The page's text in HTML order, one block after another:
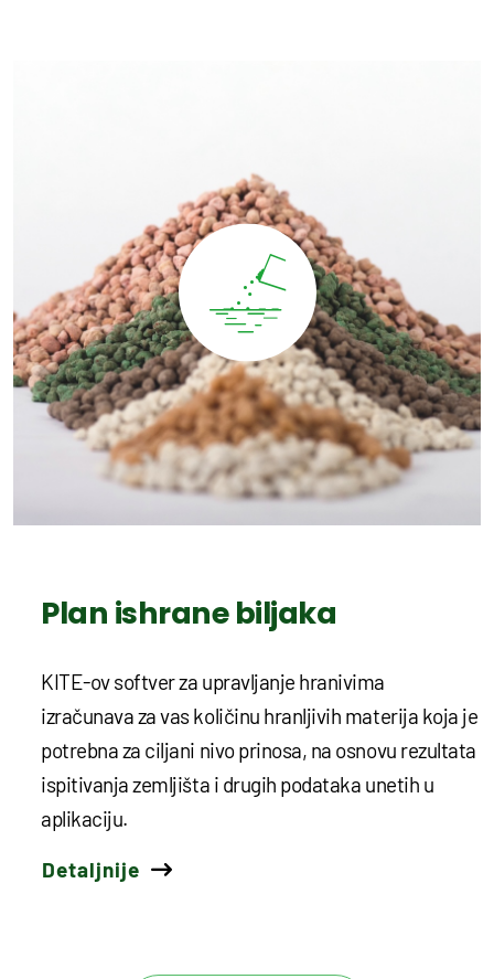
Plan ishrane biljaka
KITE-ov softver za upravljanje hranivima
izračunava za vas količinu hranljivih materija koja je
potrebna za ciljani nivo prinosa, na osnovu rezultata
ispitivanja zemljišta i drugih podataka unetih u
aplikaciju.
Detaljnije